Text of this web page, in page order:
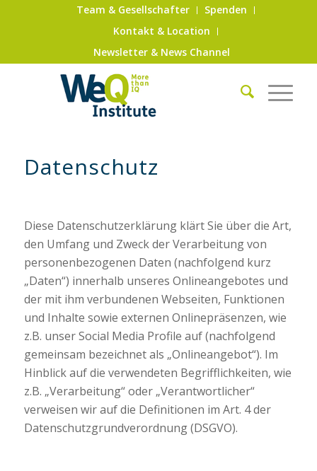
Team & Gesellschafter
Spenden
Kontakt & Location
Newsletter & News Channel
Datenschutz
Diese Datenschutzerklärung klärt Sie über die Art,
den Umfang und Zweck der Verarbeitung von
personenbezogenen Daten (nachfolgend kurz
„Daten“) innerhalb unseres Onlineangebotes und
der mit ihm verbundenen Webseiten, Funktionen
und Inhalte sowie externen Onlinepräsenzen, wie
z.B. unser Social Media Profile auf (nachfolgend
gemeinsam bezeichnet als „Onlineangebot“). Im
Hinblick auf die verwendeten Begrifflichkeiten, wie
z.B. „Verarbeitung“ oder „Verantwortlicher“
verweisen wir auf die Definitionen im Art. 4 der
Datenschutzgrundverordnung (DSGVO).